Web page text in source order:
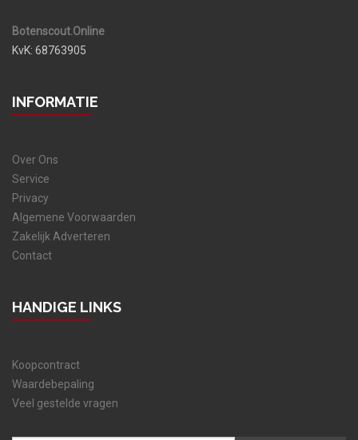
Botenscout.Online
KvK: 68763905
INFORMATIE
Over Ons
Service
Privacy
Algemene Voorwaarden
Zakelijk Adverteren
Contact
HANDIGE LINKS
Koopcontract
Waardebepaling
Veel gestelde vragen